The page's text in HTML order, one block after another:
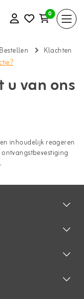
0
Bestellen
Klachten
van ons
inhoudelijk reageren